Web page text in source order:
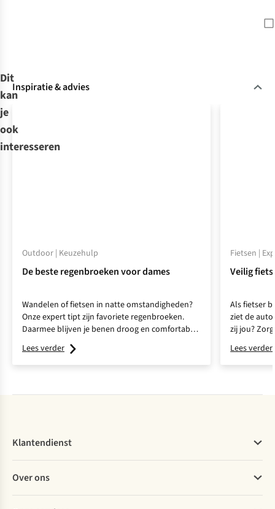
Dit
kan
je
ook
interesseren
Inspiratie & advies
Outdoor | Keuzehulp
De beste regenbroeken voor dames
Wandelen of fietsen in natte omstandigheden?
Onze expert tipt zijn favoriete regenbroeken.
Daarmee blijven je benen droog en comfortabel
tijdens elke regenbui.
Lees verder
Fietsen |
Veilig
Als fietser
ziet de
zij jou?
én gezien
Lees verder
Klantendienst
Bestellen
Betalen
Over ons